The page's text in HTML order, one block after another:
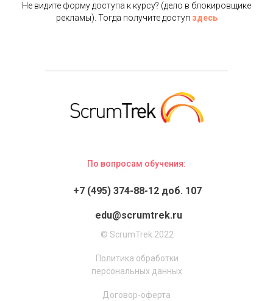
Не видите форму доступа к курсу? (дело в блокировщике
рекламы). Тогда получите доступ здесь
Политика обработки
персональных данных
Договор-оферта
© ScrumTrek 2022
По вопросам обучения:
edu@scrumtrek.ru
+7 (495) 374-88-12 доб. 107